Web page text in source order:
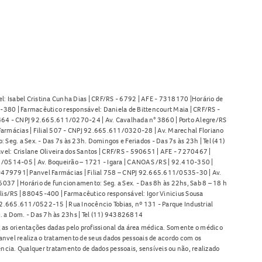
Cristina Cunha Dias | CRF/RS - 6792 | AFE - 7318170 |Horário de
| Farmacêutico responsável: Daniela de Bittencourt Maia | CRF/RS -
- CNPJ 92.665.611/0270-24 | Av. Cavalhada n° 3860 | Porto Alegre/RS
| Filial 507 - CNPJ 92.665.611/0320-28 | Av. Marechal Floriano
a Sex. - Das 7s às 23h. Domingos e Feriados - Das 7s às 23h | Tel (41)
Crislane Oliveira dos Santos | CRF/RS - 590651 | AFE - 7270467 |
0514-05 | Av. Boqueirão – 1721 - Igara | CANOAS /RS | 92.410-350 |
Panvel Farmácias | Filial 758 – CNPJ 92.665.611/0535-30 | Av.
| Horário de funcionamento: Seg. a Sex. - Das 8h às 22hs, Sab 8 – 18 h
RS | 88045-400 | Farmacêutico responsável: Igor Vinicius Sousa
0522-15 | Rua Inocêncio Tobias, nº 131 - Parque Industrial
a Dom. - Das 7h às 23hs | Tel (11) 943826814
orientações dadas pelo profissional da área médica. Somente o médico
realiza o tratamento de seus dados pessoais de acordo com os
Qualquer tratamento de dados pessoais, sensíveis ou não, realizado